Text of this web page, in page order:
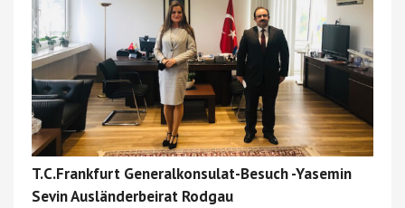
T.C.Frankfurt Generalkonsulat-Besuch -Yasemin
Sevin Ausländerbeirat Rodgau